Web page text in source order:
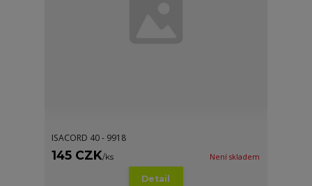
ISACORD 40 - 9918
145 CZK/ks Není skladem
Detail